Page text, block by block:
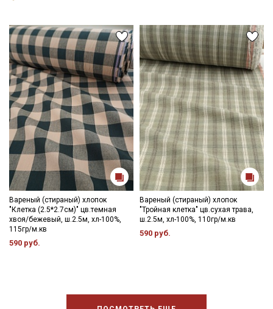
Вареный (стираный) хлопок
"Клетка (2.5*2.7см)" цв.темная
хвоя/бежевый, ш.2.5м, хл-100%,
115гр/м.кв
590 руб.
Вареный (стираный) хлопок
"Тройная клетка" цв.сухая трава,
ш.2.5м, хл-100%, 110гр/м.кв
590 руб.